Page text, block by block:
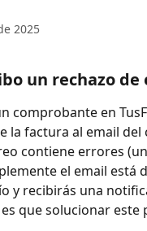
2025
un rechazo de
comprobante en
la factura al email
contiene errores
el email está
y recibirás una
que solucionar